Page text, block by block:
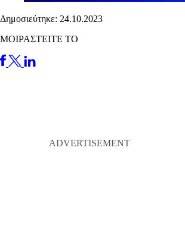
Δημοσιεύτηκε: 24.10.2023
ΜΟΙΡΑΣΤΕΙΤΕ ΤΟ